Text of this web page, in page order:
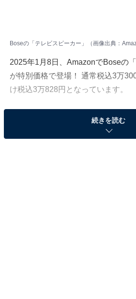
Boseの「テレビスピーカー」（画像出典：
2025年1月8日、AmazonでBoseの
が特別価格で登場！ 通常税込3万
け税込3万828円となっています。
そのほかにも注目の商品がラインナ
で、あわせて紹介していきましょう
続きを読む